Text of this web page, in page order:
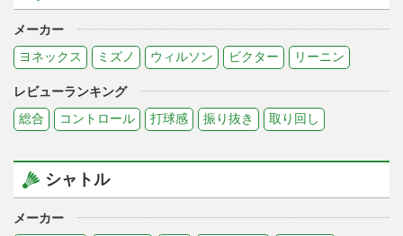
メーカー
ヨネックス
ミズノ ウィルソン ビクター リーニン
レビューランキング
総合
コントロール 打球感 振り抜き 取り回し
シャトル
メーカー